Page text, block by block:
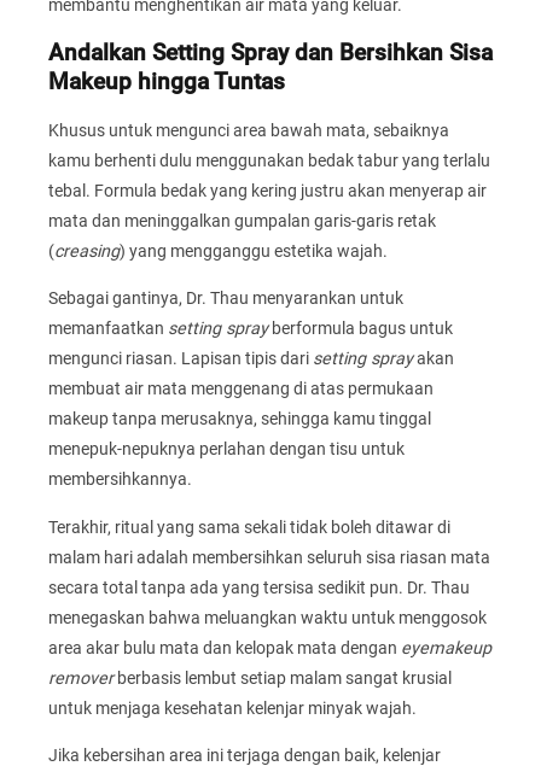
membantu menghentikan air mata yang keluar.
Andalkan Setting Spray dan Bersihkan Sisa
Makeup hingga Tuntas
Khusus untuk mengunci area bawah mata, sebaiknya
kamu berhenti dulu menggunakan bedak tabur yang terlalu
tebal. Formula bedak yang kering justru akan menyerap air
mata dan meninggalkan gumpalan garis-garis retak
(creasing) yang mengganggu estetika wajah.
Sebagai gantinya, Dr. Thau menyarankan untuk
memanfaatkan setting sprayberformula bagus untuk
mengunci riasan. Lapisan tipis dari setting sprayakan
membuat air mata menggenang di atas permukaan
makeup tanpa merusaknya, sehingga kamu tinggal
menepuk-nepuknya perlahan dengan tisu untuk
membersihkannya.
Terakhir, ritual yang sama sekali tidak boleh ditawar di
malam hari adalah membersihkan seluruh sisa riasan mata
secara total tanpa ada yang tersisa sedikit pun. Dr. Thau
menegaskan bahwa meluangkan waktu untuk menggosok
area akar bulu mata dan kelopak mata dengan eyemakeup
removerberbasis lembut setiap malam sangat krusial
untuk menjaga kesehatan kelenjar minyak wajah.
Jika kebersihan area ini terjaga dengan baik, kelenjar